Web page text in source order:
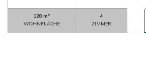
120 m²
WOHNFLÄCHE
4
ZIMMER